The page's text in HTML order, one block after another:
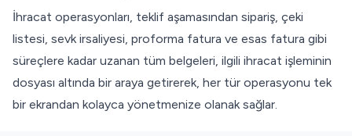
İhracat operasyonları, teklif aşamasından sipariş, çeki
listesi, sevk irsaliyesi, proforma fatura ve esas fatura gibi
süreçlere kadar uzanan tüm belgeleri, ilgili ihracat işleminin
dosyası altında bir araya getirerek, her tür operasyonu tek
bir ekrandan kolayca yönetmenize olanak sağlar.